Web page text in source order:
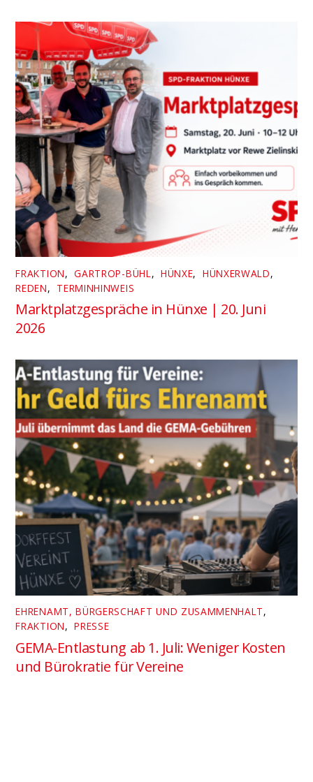
FRAKTION, GARTROP-BÜHL, HÜNXE, HÜNXERWALD,
REDEN, TERMINHINWEIS
Marktplatzgespräche in Hünxe | 20. Juni
2026
EHRENAMT, BÜRGERSCHAFT UND ZUSAMMENHALT,
FRAKTION, PRESSE
GEMA-Entlastung ab 1. Juli: Weniger Kosten
und Bürokratie für Vereine